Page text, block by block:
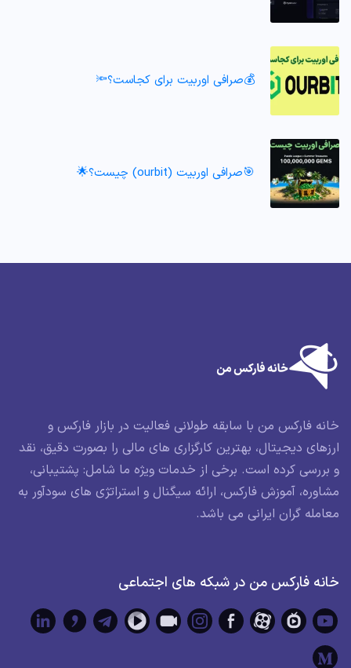
💰صرافی اوربیت برای کجاست؟🔦
🎯صرافی اوربیت (ourbit) چیست؟🌟
خانه فارکس من با سابقه طولانی فعالیت در بازار فارکس و
ارزهای دیجیتال، بهترین کارگزاری های مالی را بصورت دقیق، نقد
و بررسی کرده است. برخی از خدمات ویژه ما شامل: پشتیبانی،
مشاوره، آموزش فارکس، ارائه سیگنال و استراتژی های سودآور به
معامله گران ایرانی می باشد.
خانه فارکس من در شبکه های اجتماعی